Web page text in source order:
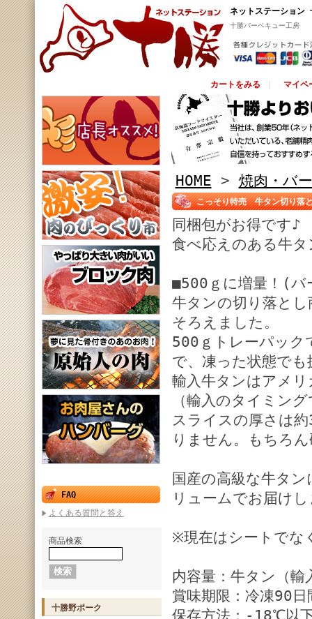
ネットステーション
十勝バーベキュー工房
カートをみる マイペ
FAQ
よくある質問と答え
商品検索
十勝野ポーク
HOME > 焼肉・バ
こっそり特売 牛タン切り
同梱包がお得です♪
食べ応えのある牛
■500ｇに増量！(
牛タンの切り落と
そろえました。
500ｇトレーパック
で、凍った状態で
輸入牛タンはアメ
（輸入のタイミン
スライスの厚さは
りません。もちろ
国産の高級な牛タ
リュームでお届け
※現在はシートでな
内容量：牛タン（輸
賞味期限：冷凍90
保存方法：-18℃以